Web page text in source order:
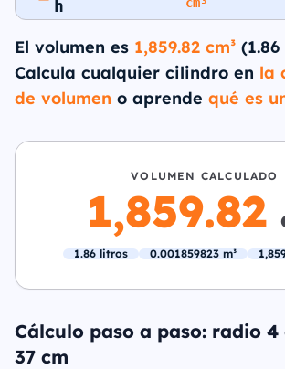
h
El volumen es 1,859.82 cm³
Calcula cualquier cilindro en la
de volumen o aprende qué es
VOLUMEN CALCULADO
1,859.82
1.86 litros 0.001859823 m³
Cálculo paso a paso: radio
37 cm